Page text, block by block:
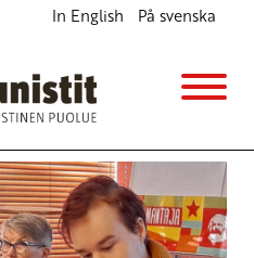
In English På svenska
myyjät,palkat